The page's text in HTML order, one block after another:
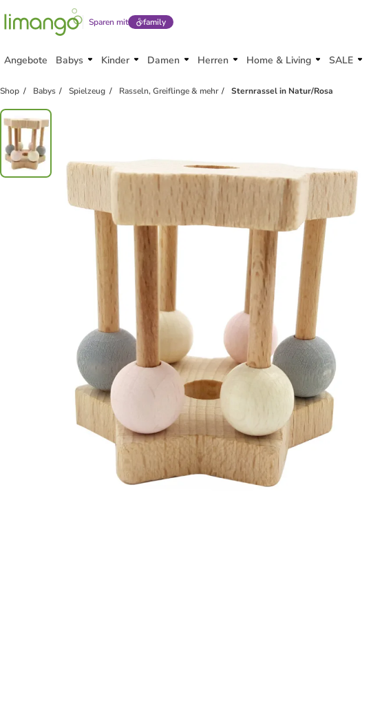
Sparen mit family
Angebote Babys Kinder Damen Herren Home & Living SALE
Shop Babys Spielzeug Rasseln, Greiflinge & mehr Sternrassel in Natur/Rosa